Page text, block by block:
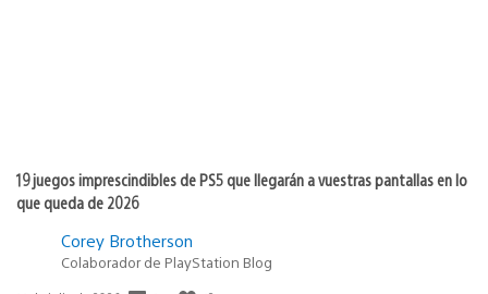
19 juegos imprescindibles de PS5 que llegarán a vuestras pantallas en lo
que queda de 2026
Corey Brotherson
Colaborador de PlayStation Blog